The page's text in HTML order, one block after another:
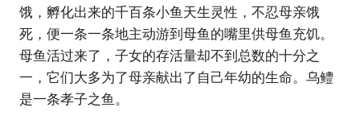
饿，孵化出来的千百条小鱼天生灵性，不忍母亲饿
死，便一条一条地主动游到母鱼的嘴里供母鱼充饥。
母鱼活过来了，子女的存活量却不到总数的十分之
一，它们大多为了母亲献出了自己年幼的生命。乌鳢
是一条孝子之鱼。